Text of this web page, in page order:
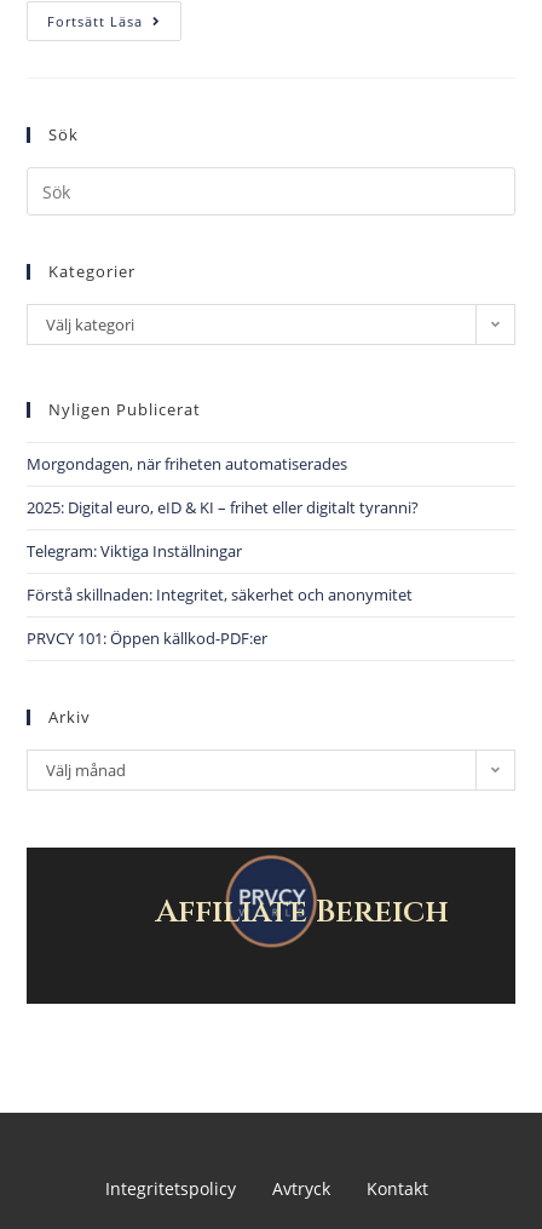
Fortsätt Läsa
Sök
Kategorier
Välj kategori
Nyligen Publicerat
Morgondagen, när friheten automatiserades
2025: Digital euro, eID & KI – frihet eller digitalt tyranni?
Telegram: Viktiga Inställningar
Förstå skillnaden: Integritet, säkerhet och anonymitet
PRVCY 101: Öppen källkod-PDF:er
Arkiv
Välj månad
Affiliate Bereich
Integritetspolicy Avtryck Kontakt